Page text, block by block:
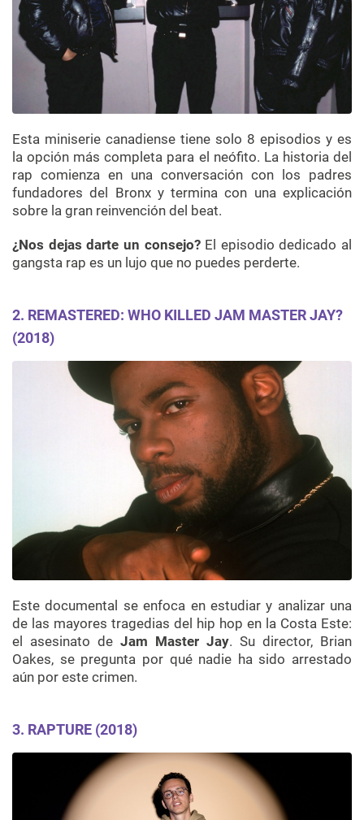
Esta miniserie canadiense tiene solo 8 episodios y es
la opción más completa para el neófito. La historia del
rap comienza en una conversación con los padres
fundadores del Bronx y termina con una explicación
sobre la gran reinvención del beat.
¿Nos dejas darte un consejo?El episodio dedicado al
gangsta rap es un lujo que no puedes perderte.
2. REMASTERED: WHO KILLED JAM MASTER JAY?
(2018)
Este documental se enfoca en estudiar y analizar una
de las mayores tragedias del hip hop en la Costa Este:
el asesinato de Jam Master Jay. Su director, Brian
Oakes, se pregunta por qué nadie ha sido arrestado
aún por este crimen.
3. RAPTURE (2018)